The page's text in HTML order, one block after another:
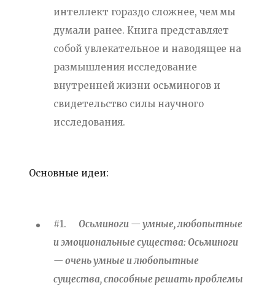
интеллект гораздо сложнее, чем мы
думали ранее. Книга представляет
собой увлекательное и наводящее на
размышления исследование
внутренней жизни осьминогов и
свидетельство силы научного
исследования.
Основные идеи:
#1. Осьминоги — умные, любопытные
и эмоциональные существа: Осьминоги
— очень умные и любопытные
существа, способные решать проблемы